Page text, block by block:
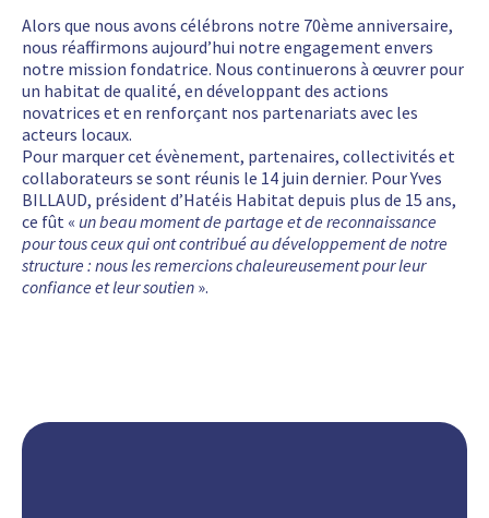
Alors que nous avons célébrons notre 70ème anniversaire,
nous réaffirmons aujourd’hui notre engagement envers
notre mission fondatrice. Nous continuerons à œuvrer pour
un habitat de qualité, en développant des actions
novatrices et en renforçant nos partenariats avec les
acteurs locaux.
Pour marquer cet évènement, partenaires, collectivités et
collaborateurs se sont réunis le 14 juin dernier. Pour Yves
BILLAUD, président d’Hatéis Habitat depuis plus de 15 ans,
ce fût « un beau moment de partage et de reconnaissance
pour tous ceux qui ont contribué au développement de notre
structure : nous les remercions chaleureusement pour leur
confiance et leur soutien ».